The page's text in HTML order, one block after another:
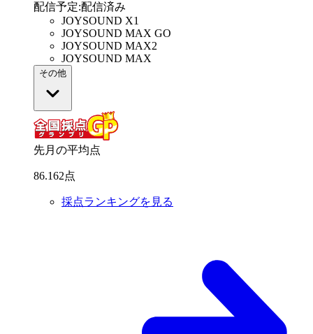
配信予定:配信済み
JOYSOUND X1
JOYSOUND MAX GO
JOYSOUND MAX2
JOYSOUND MAX
その他
先月の平均点
86.162点
採点ランキングを見る